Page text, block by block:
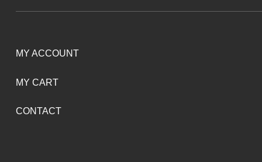
MY ACCOUNT
MY CART
CONTACT